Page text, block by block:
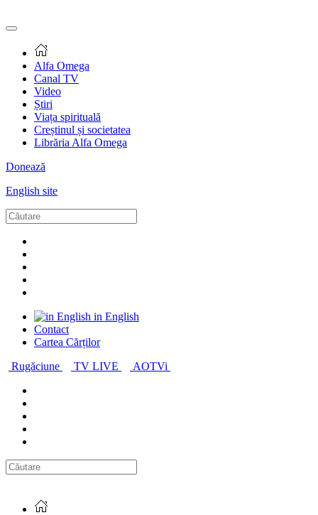
Alfa Omega
Canal TV
Video
Știri
Viața spirituală
Creștinul și societatea
Librăria Alfa Omega
Donează
English site
in English
Contact
Cartea Cărților
Rugăciune
TV LIVE AOTVi